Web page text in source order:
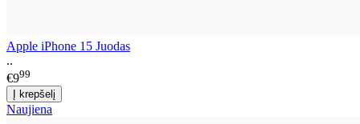
Apple iPhone 15 Juodas
..
€999
Naujiena